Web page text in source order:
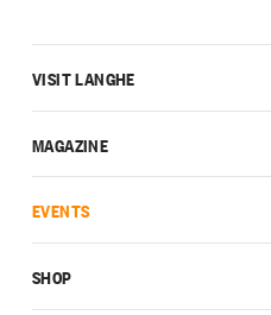
VISIT LANGHE
MAGAZINE
EVENTS
SHOP